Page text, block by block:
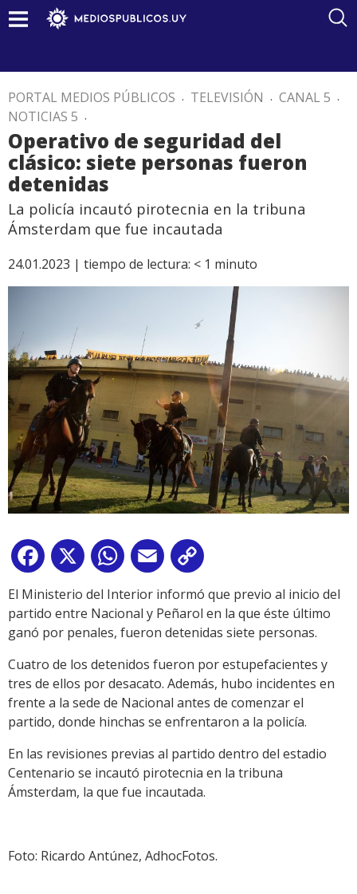
PORTAL MEDIOS PÚBLICOS . TELEVISIÓN . CANAL 5 .
NOTICIAS 5 .
Operativo de seguridad del
clásico: siete personas fueron
detenidas
La policía incautó pirotecnia en la tribuna
Ámsterdam que fue incautada
24.01.2023 | tiempo de lectura: < 1 minuto
Facebook
X WhatsApp
Email
Link
El Ministerio del Interior informó que previo al inicio del
partido entre Nacional y Peñarol en la que éste último
ganó por penales, fueron detenidas siete personas.
Cuatro de los detenidos fueron por estupefacientes y
tres de ellos por desacato. Además, hubo incidentes en
frente a la sede de Nacional antes de comenzar el
partido, donde hinchas se enfrentaron a la policía.
En las revisiones previas al partido dentro del estadio
Centenario se incautó pirotecnia en la tribuna
Ámsterdam, la que fue incautada.
Foto: Ricardo Antúnez, AdhocFotos.